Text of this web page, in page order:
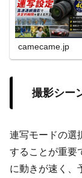
camecame.jp
撮影シー
連写モードの選
することが重要
に動きが速く、